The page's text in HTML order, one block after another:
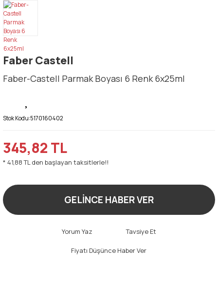
Faber Castell
Faber-Castell Parmak Boyası 6 Renk 6x25ml
Stok Kodu:5170160402
345,82 TL
* 41,88 TL den başlayan taksitlerle!!
GELİNCE HABER VER
Yorum Yaz Tavsiye Et
Fiyatı Düşünce Haber Ver